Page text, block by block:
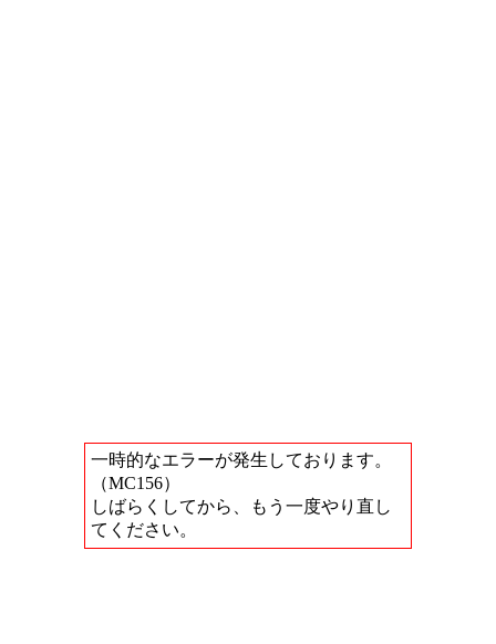
一時的なエラーが発生しております。
（MC156）
しばらくしてから、もう一度やり直し
てください。